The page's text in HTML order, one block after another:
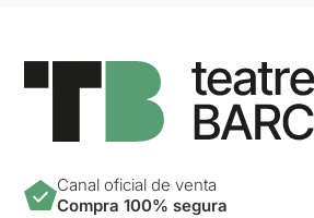
Canal oficial de venta
Compra 100% segura